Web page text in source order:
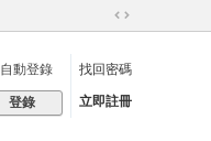
切
到
寬
版
自動登錄 找回密碼
登錄 立即註冊